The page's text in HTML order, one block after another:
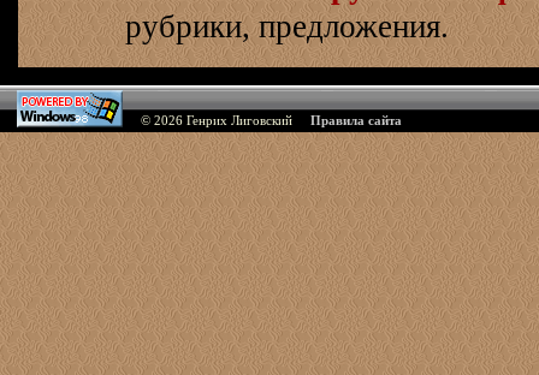
рубрики, предложения.
© 2026 Генрих Лиговский Правила сайта